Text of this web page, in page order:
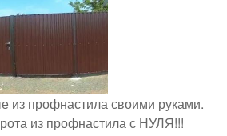
из профнастила своими руками.
из профнастила с НУЛЯ!!!